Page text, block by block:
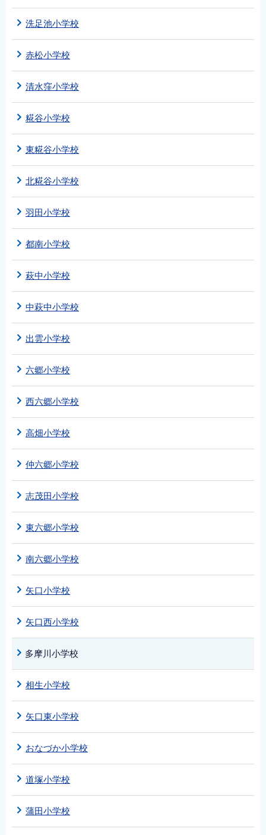
洗足池小学校
赤松小学校
清水窪小学校
糀谷小学校
東糀谷小学校
北糀谷小学校
羽田小学校
都南小学校
萩中小学校
中萩中小学校
出雲小学校
六郷小学校
西六郷小学校
高畑小学校
仲六郷小学校
志茂田小学校
東六郷小学校
南六郷小学校
矢口小学校
矢口西小学校
多摩川小学校
相生小学校
矢口東小学校
おなづか小学校
道塚小学校
蒲田小学校